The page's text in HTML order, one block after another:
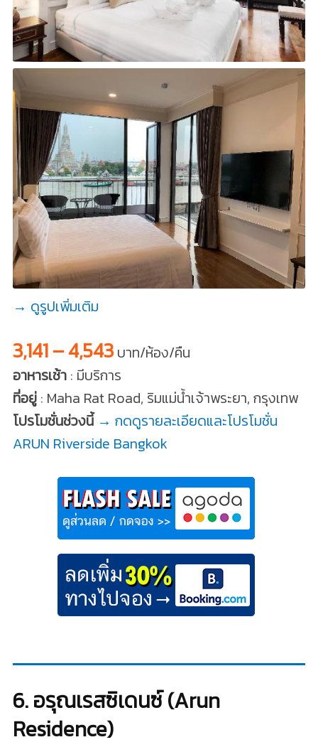
→ ดูรูปเพิ่มเติม
3,141 – 4,543บาท/ห้อง/คืน
อาหารเช้า: มีบริการ
ที่อยู่: Maha Rat Road, ริมแม่น้ำเจ้าพระยา, กรุงเทพ
โปรโมชั่นช่วงนี้ → กดดูรายละเอียดและโปรโมชั่น
ARUN Riverside Bangkok
6. อรุณเรสซิเดนซ์ (Arun
Residence)